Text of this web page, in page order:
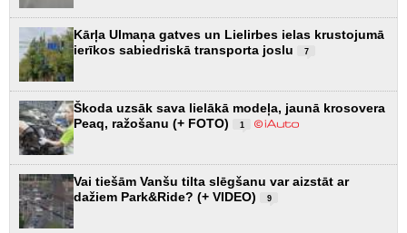
Kārļa Ulmaņa gatves un Lielirbes ielas krustojumā
ierīkos sabiedriskā transporta joslu
7
Škoda uzsāk sava lielākā modeļa, jaunā krosovera
Peaq, ražošanu (+ FOTO)
1
Vai tiešām Vanšu tilta slēgšanu var aizstāt ar
dažiem Park&Ride? (+ VIDEO)
9